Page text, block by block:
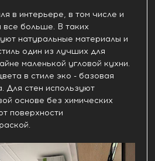
в интерьере, в том числе и
все больше. В таких
натуральные материалы и
один из лучших для
маленькой угловой кухни.
в стиле эко - базовая
Для стен используют
основе без химических
поверхности